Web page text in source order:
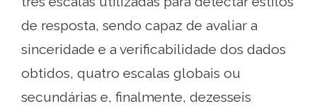
de resposta, sendo capaz de avaliar a
sinceridade e a verificabilidade dos dados
obtidos, quatro escalas globais ou
secundárias e, finalmente, dezesseis